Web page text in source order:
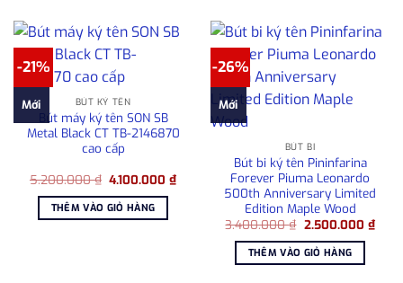
-21%
Mới BÚT KÝ TÊN
Bút máy ký tên SON SB
Metal Black CT TB-2146870
cao cấp
5.200.000₫ Giá
là:
5.200.000 ₫.
4.100.000₫Giá
hiện
4.100.000 ₫.
THÊM VÀO GIỎ HÀNG
-26%
Mới
BÚT BI
Bút bi ký tên Pininfarina
Forever Piuma Leonardo
500th Anniversary Limited
Edition Maple Wood
3.400.000₫ Giá
là:
3.400.000 ₫.
2.500.000 ₫Giá
hiện
THÊM VÀO GIỎ HÀNG